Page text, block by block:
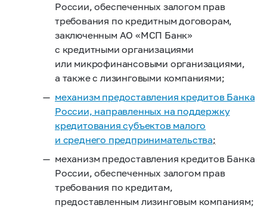
России, обеспеченных залогом прав
требования по кредитным договорам,
заключенным АО «МСП Банк»
с кредитными организациями
или микрофинансовыми организациями,
а также с лизинговыми компаниями;
механизм предоставления кредитов Банка
России, направленных на поддержку
кредитования субъектов малого
и среднего предпринимательства;
механизм предоставления кредитов Банка
России, обеспеченных залогом прав
требования по кредитам,
предоставленным лизинговым компаниям;